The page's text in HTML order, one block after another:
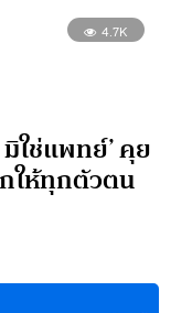
4.7K
มิใช่แพทย์’ คุย
ให้ทุกตัวตน